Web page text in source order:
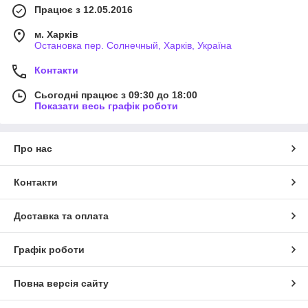
Працює з 12.05.2016
м. Харків
Остановка пер. Солнечный, Харків, Україна
Контакти
Сьогодні працює з 09:30 до 18:00
Показати весь графік роботи
Про нас
Контакти
Доставка та оплата
Графік роботи
Повна версія сайту